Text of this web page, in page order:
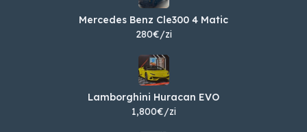
Mercedes Benz Cle300 4 Matic
280€/zi
Lamborghini Huracan EVO
1,800€/zi